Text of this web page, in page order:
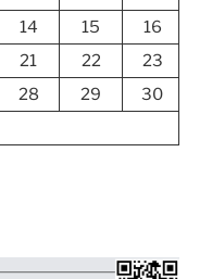
14 15
16
21 22
23
28 29
30